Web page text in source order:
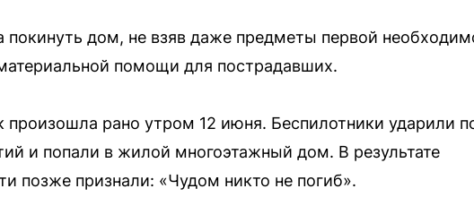
дом, не взяв даже предметы первой
помощи для пострадавших.
рано утром 12 июня. Беспилотники ударили
и попали в жилой многоэтажный дом. В результате
позже признали: «Чудом никто не погиб».